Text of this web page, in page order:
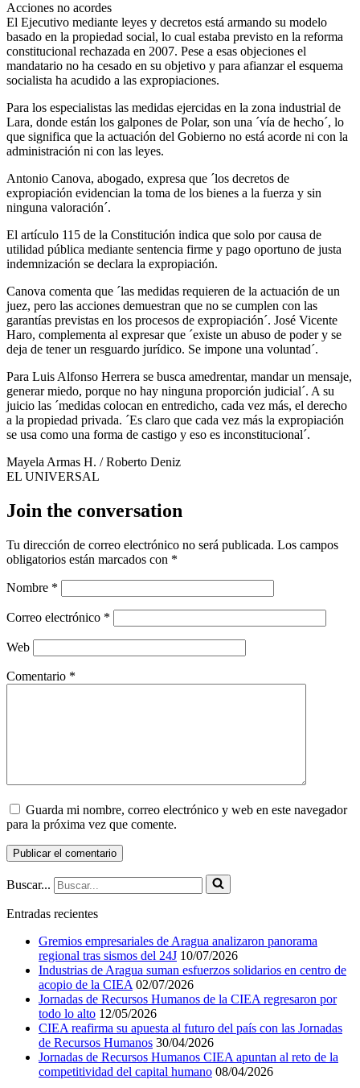
Acciones no acordes
El Ejecutivo mediante leyes y decretos está armando su modelo
basado en la propiedad social, lo cual estaba previsto en la reforma
constitucional rechazada en 2007. Pese a esas objeciones el
mandatario no ha cesado en su objetivo y para afianzar el esquema
socialista ha acudido a las expropiaciones.
Para los especialistas las medidas ejercidas en la zona industrial de
Lara, donde están los galpones de Polar, son una ´vía de hecho´, lo
que significa que la actuación del Gobierno no está acorde ni con la
administración ni con las leyes.
Antonio Canova, abogado, expresa que ´los decretos de
expropiación evidencian la toma de los bienes a la fuerza y sin
ninguna valoración´.
El artículo 115 de la Constitución indica que solo por causa de
utilidad pública mediante sentencia firme y pago oportuno de justa
indemnización se declara la expropiación.
Canova comenta que ´las medidas requieren de la actuación de un
juez, pero las acciones demuestran que no se cumplen con las
garantías previstas en los procesos de expropiación´. José Vicente
Haro, complementa al expresar que ´existe un abuso de poder y se
deja de tener un resguardo jurídico. Se impone una voluntad´.
Para Luis Alfonso Herrera se busca amedrentar, mandar un mensaje,
generar miedo, porque no hay ninguna proporción judicial´. A su
juicio las ´medidas colocan en entredicho, cada vez más, el derecho
a la propiedad privada. ´Es claro que cada vez más la expropiación
se usa como una forma de castigo y eso es inconstitucional´.
Mayela Armas H. / Roberto Deniz
EL UNIVERSAL
Join the conversation
Tu dirección de correo electrónico no será publicada. Los campos
obligatorios están marcados con *
Nombre *
Correo electrónico *
Web
Comentario *
Guarda mi nombre, correo electrónico y web en este navegador
para la próxima vez que comente.
Buscar...
Entradas recientes
Gremios empresariales de Aragua analizaron panorama
regional tras sismos del 24J 10/07/2026
Industrias de Aragua suman esfuerzos solidarios en centro de
acopio de la CIEA 02/07/2026
Jornadas de Recursos Humanos de la CIEA regresaron por
todo lo alto 12/05/2026
CIEA reafirma su apuesta al futuro del país con las Jornadas
de Recursos Humanos 30/04/2026
Jornadas de Recursos Humanos CIEA apuntan al reto de la
competitividad del capital humano 08/04/2026